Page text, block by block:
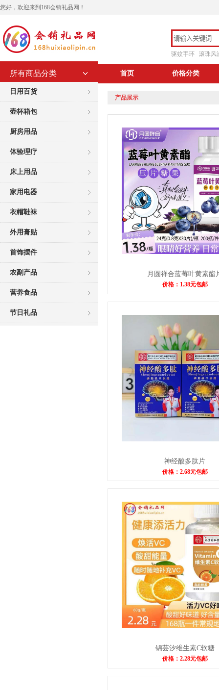
您好，欢迎来到168会销礼品网！
驱蚊手环 滚珠风
所有商品分类
日用百货
壶杯箱包
厨房用品
体验理疗
床上用品
家用电器
衣帽鞋袜
外用膏贴
首饰摆件
农副产品
营养食品
节日礼品
首页 价格分类
产品展示
月圆祥合蓝莓叶黄素酯
价格：1.38元包邮
神经酸多肽片
价格：2.68元包邮
锦芸汐维生素C软糖
价格：2.28元包邮